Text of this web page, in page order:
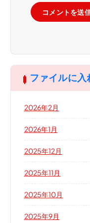
ファイルに入
2026年2月
2026年1月
2025年12月
2025年11月
2025年10月
2025年9月